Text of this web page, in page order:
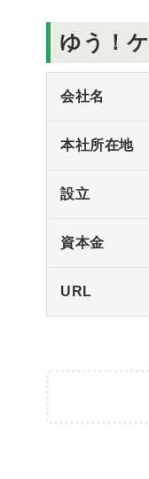
ゆう！
会社名
本社所在地
設立
資本金
URL